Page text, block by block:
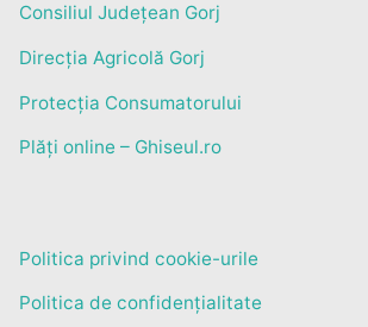
Consiliul Județean Gorj
Direcția Agricolă Gorj
Protecția Consumatorului
Plăți online – Ghiseul.ro
Politica privind cookie-urile
Politica de confidențialitate